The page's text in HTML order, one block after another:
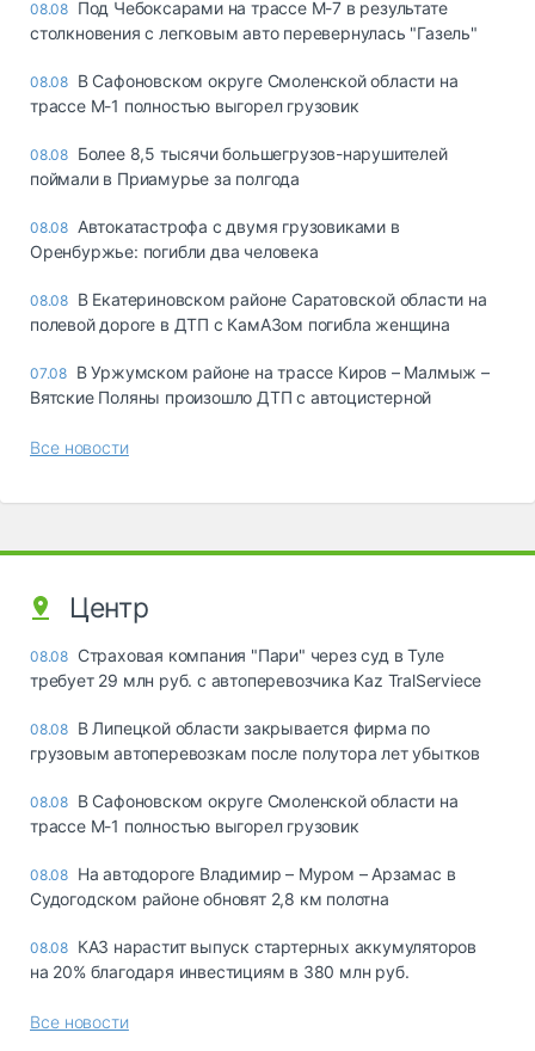
08.08 Под Чебоксарами на трассе М-7 в результате
столкновения с легковым авто перевернулась "Газель"
08.08 В Сафоновском округе Смоленской области на
трассе М-1 полностью выгорел грузовик
08.08 Более 8,5 тысячи большегрузов-нарушителей
поймали в Приамурье за полгода
08.08 Автокатастрофа с двумя грузовиками в
Оренбуржье: погибли два человека
08.08 В Екатериновском районе Саратовской области на
полевой дороге в ДТП с КамАЗом погибла женщина
07.08 В Уржумском районе на трассе Киров – Малмыж –
Вятские Поляны произошло ДТП с автоцистерной
Все новости
Центр
08.08 Страховая компания "Пари" через суд в Туле
требует 29 млн руб. с автоперевозчика Kaz TralServiece
08.08 В Липецкой области закрывается фирма по
грузовым автоперевозкам после полутора лет убытков
08.08 В Сафоновском округе Смоленской области на
трассе М-1 полностью выгорел грузовик
08.08 На автодороге Владимир – Муром – Арзамас в
Судогодском районе обновят 2,8 км полотна
08.08 КАЗ нарастит выпуск стартерных аккумуляторов
на 20% благодаря инвестициям в 380 млн руб.
Все новости